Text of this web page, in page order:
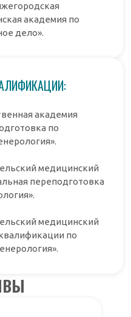
академия по
дело».
академия
по
медицинский
переподготовка
медицинский
по